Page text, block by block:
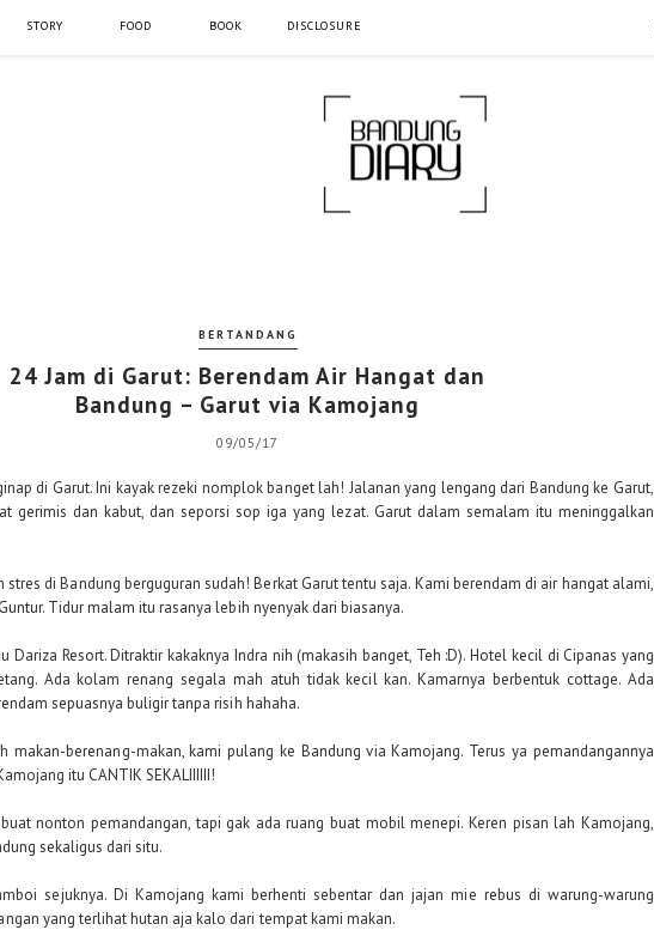
STORY FOOD BOOK DISCLOSURE
BERTANDANG
24 Jam di Garut: Berendam Air Hangat dan
Bandung – Garut via Kamojang
09/05/17
di Garut. Ini kayak rezeki nomplok banget lah! Jalanan yang lengang dari Bandung ke Garut,
gerimis dan kabut, dan seporsi sop iga yang lezat. Garut dalam semalam itu meninggalkan
stres di Bandung berguguran sudah! Berkat Garut tentu saja. Kami berendam di air hangat alami,
Tidur malam itu rasanya lebih nyenyak dari biasanya.
Dariza Resort. Ditraktir kakaknya Indra nih (makasih banget, Teh :D). Hotel kecil di Cipanas yang
Ada kolam renang segala mah atuh tidak kecil kan. Kamarnya berbentuk cottage. Ada
sepuasnya buligir tanpa risih hahaha.
makan-berenang-makan, kami pulang ke Bandung via Kamojang. Terus ya pemandangannya
itu CANTIK SEKALIIIIII!
nonton pemandangan, tapi gak ada ruang buat mobil menepi. Keren pisan lah Kamojang,
sekaligus dari situ.
sejuknya. Di Kamojang kami berhenti sebentar dan jajan mie rebus di warung-warung
yang terlihat hutan aja kalo dari tempat kami makan.